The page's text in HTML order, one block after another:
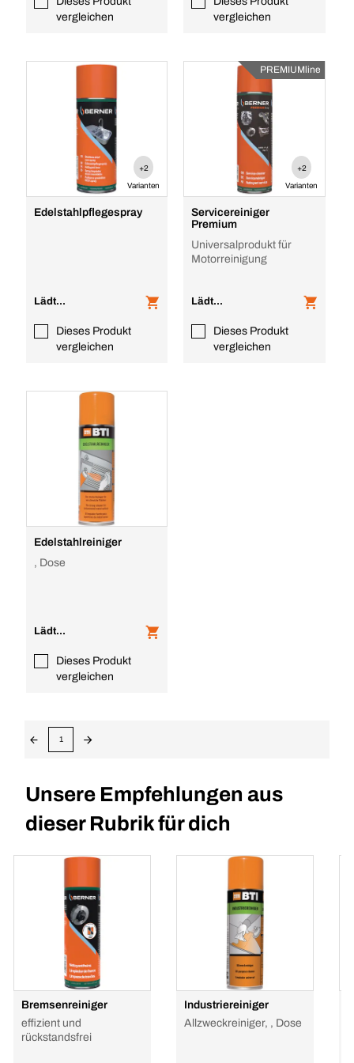
vergleichen
vergleichen
+2
Varianten
Edelstahlpflegespray
Lädt...
Dieses Produkt
vergleichen
PREMIUMline
+2
Varianten
Servicereiniger
Premium
Universalprodukt für
Motorreinigung
Lädt...
Dieses Produkt
vergleichen
Edelstahlreiniger
, Dose
Lädt...
Dieses Produkt
vergleichen
1
Unsere Empfehlungen aus
dieser Rubrik für dich
Bremsenreiniger
effizient und
rückstandsfrei
Industriereiniger
Allzweckreiniger, , Dose